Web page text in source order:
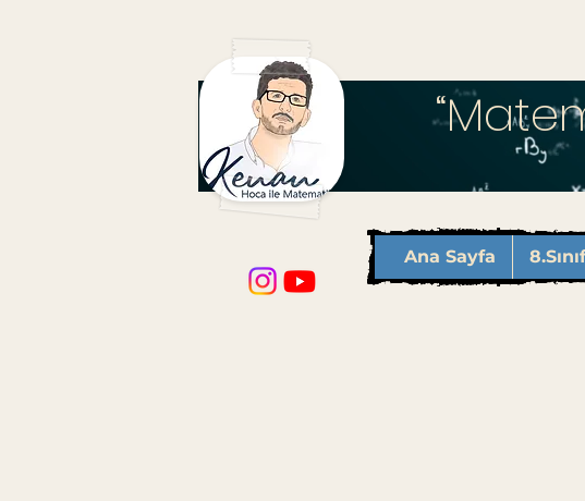
Ana Sayfa